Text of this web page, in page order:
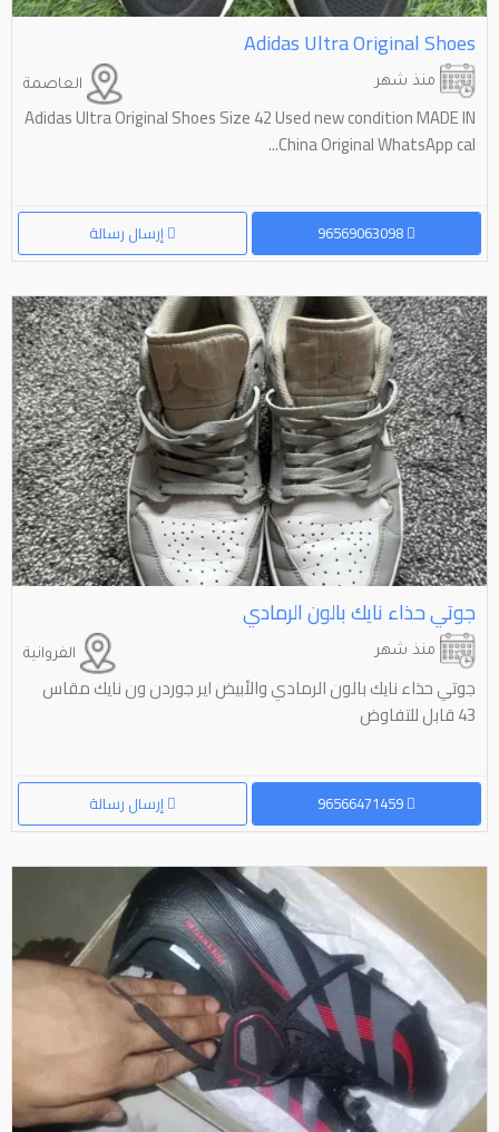
Adidas Ultra Original Shoes
العاصمة منذ شهر
Adidas Ultra Original Shoes Size 42 Used new condition MADE IN
China Original WhatsApp cal...
إرسال رسالة
جوتي حذاء نايك بالون الرمادي
الفروانية منذ شهر
جوتي حذاء نايك بالون الرمادي والأبيض اير جوردن ون نايك مقاس
43 قابل للتفاوض
إرسال رسالة